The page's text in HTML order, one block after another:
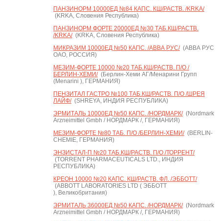
ПАНЗИНОРМ 10000ЕД №84 КАПС. КШ/РАСТВ. /KRKA/
(KRKA, Словения Республика)
ПАНЗИНОРМ ФОРТЕ 20000ЕД №30 ТАБ.КШ/РАСТВ.
/KRKA/(KRKA, Словения Республика)
МИКРАЗИМ 10000ЕД №50 КАПС. /АВВА РУС/(АВВА РУС
ОАО, РОССИЯ)
МЕЗИМ-ФОРТЕ 10000 №20 ТАБ.КШ/РАСТВ. П/О /
БЕРЛИН-ХЕМИ/(Берлин-Хеми АГ/Менарини Групп
(Menarini ), ГЕРМАНИЯ)
ПЕНЗИТАЛ ГАСТРО №100 ТАБ.КШ/РАСТВ. П/О /ШРЕЯ
ЛАЙФ/(SHREYA, ИНДИЯ РЕСПУБЛИКА)
ЭРМИТАЛЬ 10000ЕД №50 КАПС. /НОРДМАРК/(Nordmark
Arzneimittel Gmbh / НОРДМАРК /, ГЕРМАНИЯ)
МЕЗИМ-ФОРТЕ №80 ТАБ. П/О /БЕРЛИН-ХЕМИ/(BERLIN-
CHEMIE, ГЕРМАНИЯ)
ЭНЗИСТАЛ-П №20 ТАБ.КШ/РАСТВ. П/О /ТОРРЕНТ/
(TORRENT PHARMACEUTICALS LTD., ИНДИЯ
РЕСПУБЛИКА)
КРЕОН 10000 №20 КАПС. КШ/РАСТВ. ФЛ. /ЭББОТТ/
(ABBOTT LABORATORIES LTD ( ЭББОТТ
), Великобритания)
ЭРМИТАЛЬ 36000ЕД №50 КАПС. /НОРДМАРК/(Nordmark
Arzneimittel Gmbh / НОРДМАРК /, ГЕРМАНИЯ)